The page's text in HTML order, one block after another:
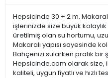
Hepsicinde 30 + 2 m.
işlerinizde size büyük
üretilmiş olan su hortumu,
Makaralı yapısı sayesinde
Bahçenizi sularken pratik bir
Hepsicinde.com olarak size,
kaliteli, uygun fiyatlı ve hızlı